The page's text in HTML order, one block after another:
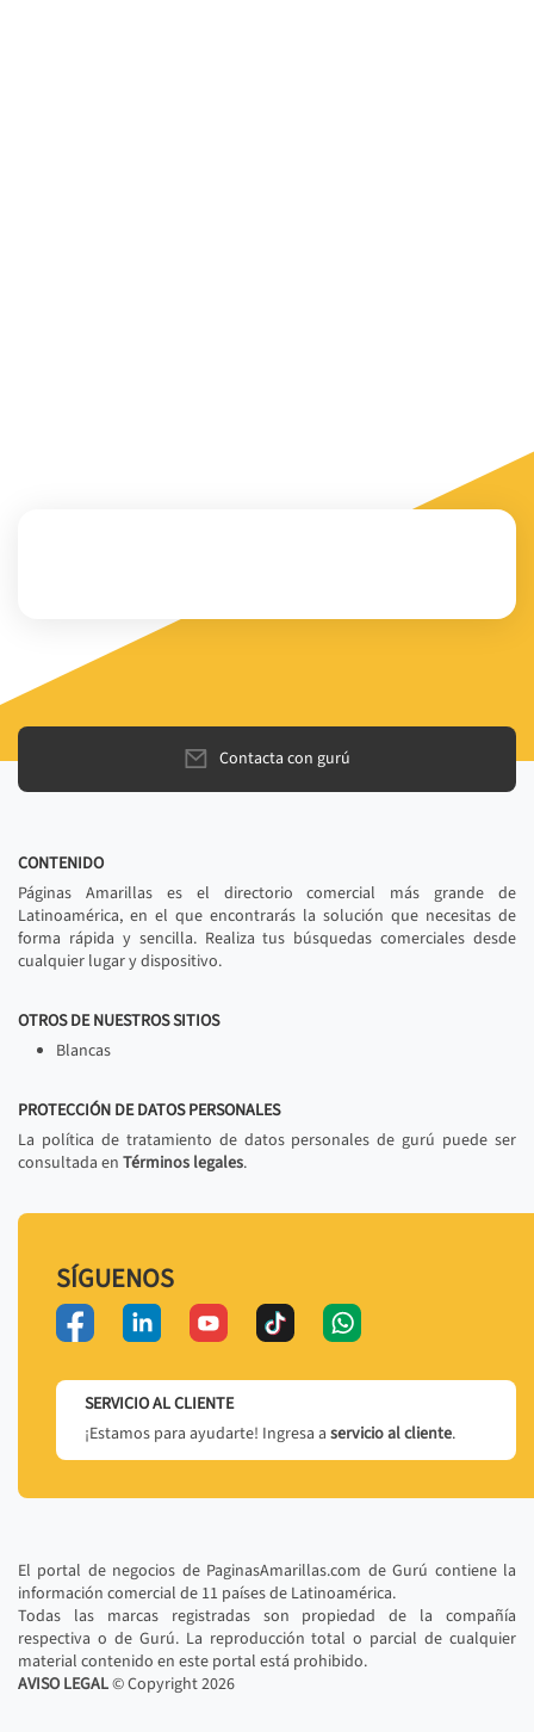
Contacta con gurú
CONTENIDO
Páginas Amarillas es el directorio comercial más grande de
Latinoamérica, en el que encontrarás la solución que necesitas de
forma rápida y sencilla. Realiza tus búsquedas comerciales desde
cualquier lugar y dispositivo.
OTROS DE NUESTROS SITIOS
Blancas
PROTECCIÓN DE DATOS PERSONALES
La política de tratamiento de datos personales de gurú puede ser
consultada en Términos legales.
SÍGUENOS
SERVICIO AL CLIENTE
¡Estamos para ayudarte! Ingresa a servicio al cliente.
El portal de negocios de PaginasAmarillas.com de Gurú contiene la
información comercial de 11 países de Latinoamérica.
Todas las marcas registradas son propiedad de la compañía
respectiva o de Gurú. La reproducción total o parcial de cualquier
material contenido en este portal está prohibido.
AVISO LEGAL© Copyright2026